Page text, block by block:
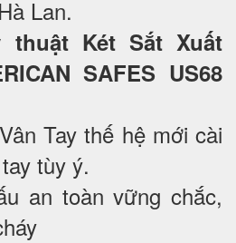
Lan.
Két Sắt Xuất
SAFES US68
Tay thế hệ mới cài
tùy ý.
an toàn vững chắc,